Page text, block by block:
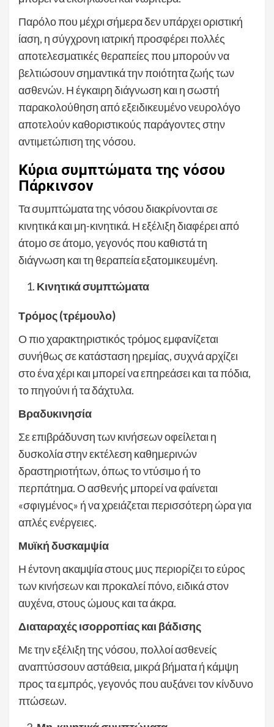
Παρόλο που μέχρι σήμερα δεν υπάρχει οριστική
ίαση, η σύγχρονη ιατρική προσφέρει πολλές
αποτελεσματικές θεραπείες που μπορούν να
βελτιώσουν σημαντικά την ποιότητα ζωής των
ασθενών. Η έγκαιρη διάγνωση και η σωστή
παρακολούθηση από εξειδικευμένο νευρολόγο
αποτελούν καθοριστικούς παράγοντες στην
αντιμετώπιση της νόσου.
Κύρια συμπτώματα της νόσου
Πάρκινσον
Τα συμπτώματα της νόσου διακρίνονται σε
κινητικά και μη-κινητικά. Η εξέλιξη διαφέρει από
άτομο σε άτομο, γεγονός που καθιστά τη
διάγνωση και τη θεραπεία εξατομικευμένη.
Κινητικά συμπτώματα
Τρόμος (τρέμουλο)
Ο πιο χαρακτηριστικός τρόμος εμφανίζεται
συνήθως σε κατάσταση ηρεμίας, συχνά αρχίζει
στο ένα χέρι και μπορεί να επηρεάσει και τα πόδια,
το πηγούνι ή τα δάχτυλα.
Βραδυκινησία
Σε επιβράδυνση των κινήσεων οφείλεται η
δυσκολία στην εκτέλεση καθημερινών
δραστηριοτήτων, όπως το ντύσιμο ή το
περπάτημα. Ο ασθενής μπορεί να φαίνεται
«σφιγμένος» ή να χρειάζεται περισσότερη ώρα για
απλές ενέργειες.
Μυϊκή δυσκαμψία
Η έντονη ακαμψία στους μυς περιορίζει το εύρος
των κινήσεων και προκαλεί πόνο, ειδικά στον
αυχένα, στους ώμους και τα άκρα.
Διαταραχές ισορροπίας και βάδισης
Με την εξέλιξη της νόσου, πολλοί ασθενείς
αναπτύσσουν αστάθεια, μικρά βήματα ή κάμψη
προς τα εμπρός, γεγονός που αυξάνει τον κίνδυνο
πτώσεων.